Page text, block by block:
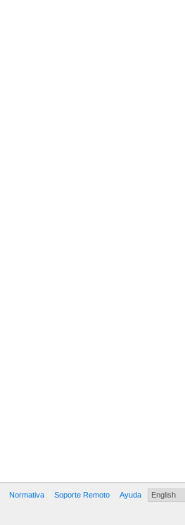
Normativa Soporte Remoto Ayuda